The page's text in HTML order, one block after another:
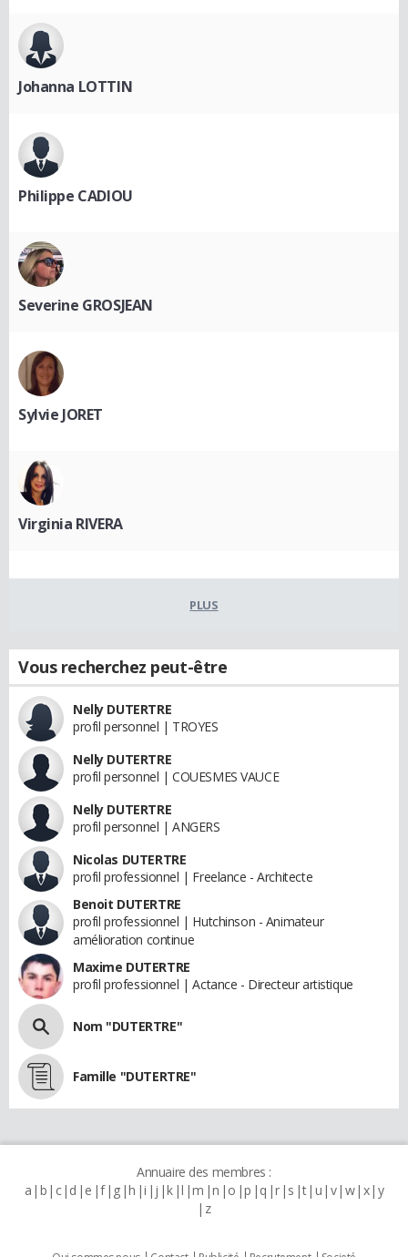
Johanna LOTTIN
Philippe CADIOU
Severine GROSJEAN
Sylvie JORET
Virginia RIVERA
PLUS
Vous recherchez peut-être
Nelly DUTERTRE
profil personnel | TROYES
Nelly DUTERTRE
profil personnel | COUESMES VAUCE
Nelly DUTERTRE
profil personnel | ANGERS
Nicolas DUTERTRE
profil professionnel | Freelance - Architecte
Benoit DUTERTRE
profil professionnel | Hutchinson - Animateur
amélioration continue
Maxime DUTERTRE
profil professionnel | Actance - Directeur artistique
Nom "DUTERTRE"
Famille "DUTERTRE"
Annuaire des membres :
a b c d e f g h i j k l m n o p q r s t u v w x y
z